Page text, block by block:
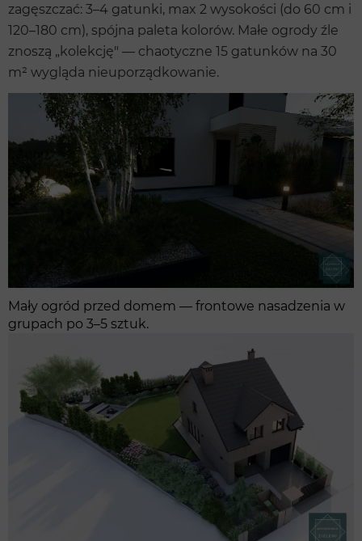
zagęszczać: 3–4 gatunki, max 2 wysokości (do 60 cm i
120–180 cm), spójna paleta kolorów. Małe ogrody źle
znoszą „kolekcję" — chaotyczne 15 gatunków na 30
m² wygląda nieuporządkowanie.
Mały ogród przed domem — frontowe nasadzenia w
grupach po 3–5 sztuk.